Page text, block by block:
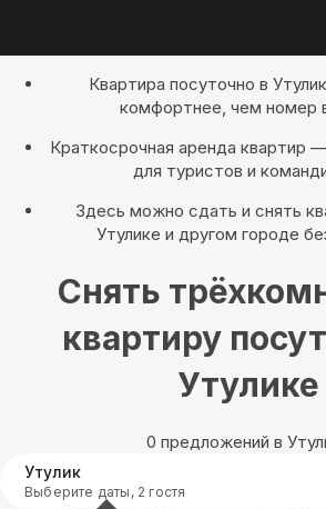
Квартира посуточно в
комфортнее, чем номер
Краткосрочная аренда квартир
для туристов и
Здесь можно сдать и снять
Утулике и другом городе
Снять
квартиру
Утулике
0 предложений в
Утулик
Выберите даты, 2 гостя